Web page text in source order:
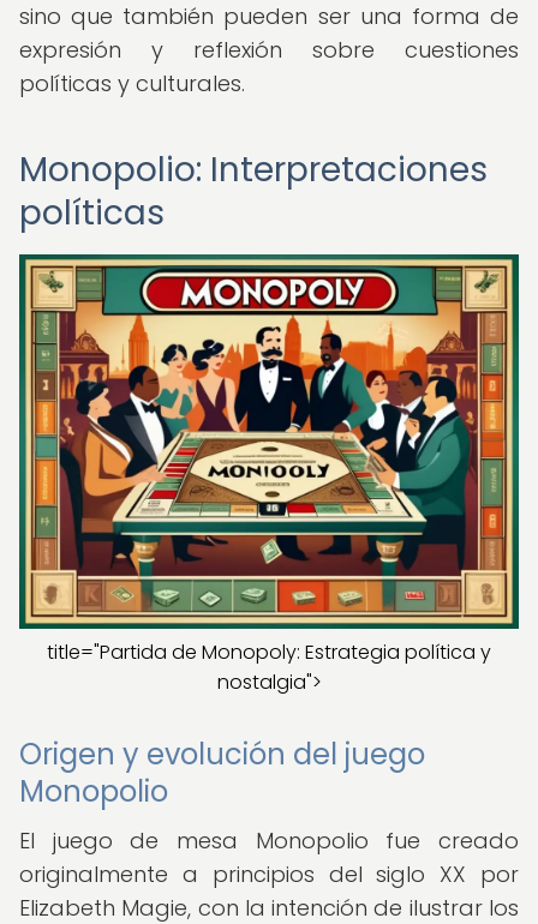
sino que también pueden ser una forma de
expresión y reflexión sobre cuestiones
políticas y culturales.
Monopolio: Interpretaciones
políticas
title="Partida de Monopoly: Estrategia política y
nostalgia">
Origen y evolución del juego
Monopolio
El juego de mesa Monopolio fue creado
originalmente a principios del siglo XX por
Elizabeth Magie, con la intención de ilustrar los